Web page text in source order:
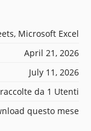
Microsoft Excel
April 21, 2026
July 11, 2026
da 1 Utenti
questo mese